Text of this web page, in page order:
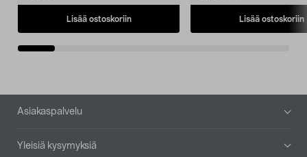
Lisää ostoskoriin Lisää ostoskoriin
Alatunniste
Asiakaspalvelu
Yleisiä kysymyksiä